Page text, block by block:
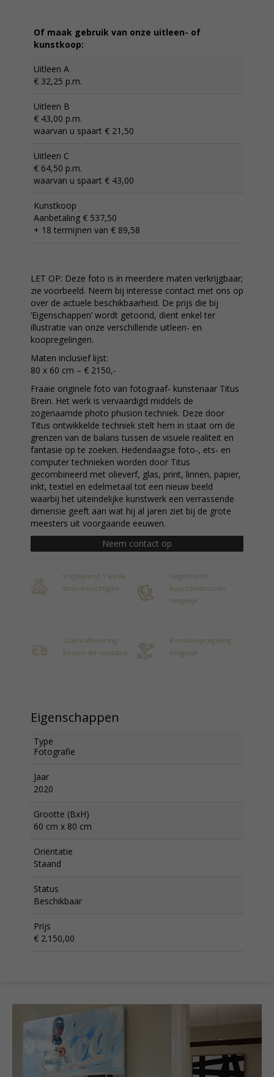
Of maak gebruik van onze uitleen- of
kunstkoop:
Uitleen A
€ 32,25 p.m.
Uitleen B
€ 43,00 p.m.
waarvan u spaart € 21,50
Uitleen C
€ 64,50 p.m.
waarvan u spaart € 43,00
Kunstkoop
Aanbetaling € 537,50
+ 18 termijnen van € 89,58
LET OP: Deze foto is in meerdere maten verkrijgbaar;
zie voorbeeld. Neem bij interesse contact met ons op
over de actuele beschikbaarheid. De prijs die bij
‘Eigenschappen’ wordt getoond, dient enkel ter
illustratie van onze verschillende uitleen- en
koopregelingen.
Maten inclusief lijst:
80 x 60 cm – € 2150,-
Fraaie originele foto van fotograaf- kunstenaar Titus
Brein. Het werk is vervaardigd middels de
zogenaamde photo phusion techniek. Deze door
Titus ontwikkelde techniek stelt hem in staat om de
grenzen van de balans tussen de visuele realiteit en
fantasie op te zoeken. Hedendaagse foto-, ets- en
computer technieken worden door Titus
gecombineerd met olieverf, glas, print, linnen, papier,
inkt, textiel en edelmetaal tot een nieuw beeld
waarbij het uiteindelijke kunstwerk een verrassende
dimensie geeft aan wat hij al jaren ziet bij de grote
meesters uit voorgaande eeuwen.
Neem contact op
Vrijblijvend 1 week
thuis bezichtigen
Uitgebreide
huurconstructies
mogelijk
Gratis aflevering
binnen de randstad
Kunstkoopregeling
mogelijk
Eigenschappen
Type
Fotografie
Jaar
2020
Grootte (BxH)
60 cm x 80 cm
Oriëntatie
Staand
Status
Beschikbaar
Prijs
€ 2.150,00